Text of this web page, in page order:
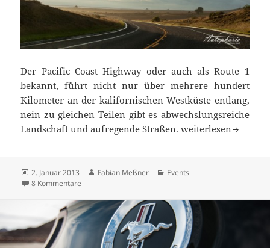
Der Pacific Coast Highway oder auch als Route 1
bekannt, führt nicht nur über mehrere hundert
Kilometer an der kalifornischen Westküste entlang,
nein zu gleichen Teilen gibt es abwechslungsreiche
Landschaft und aufregende Straßen.Pacific Coast
weiterlesen
Veröffentlicht
am
2. Januar 2013 Autor
Fabian Meßner Kategorien
Events
8 Kommentare